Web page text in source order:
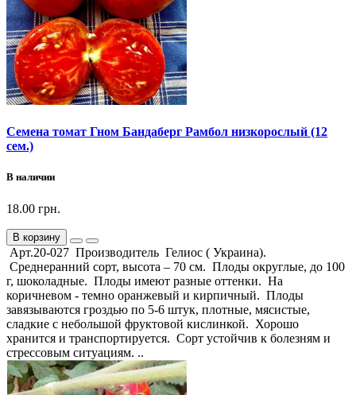
Семена томат Гном Бандаберг Рамбол низкорослый (12
сем.)
В наличии
18.00 грн.
В корзину
Арт.20-027 Производитель Гелиос ( Украина).
Среднеранний сорт, высота – 70 см. Плоды округлые, до 100
г, шоколадные. Плоды имеют разные оттенки. На
коричневом - темно оранжевый и кирпичный. Плоды
завязываются гроздью по 5-6 штук, плотные, мясистые,
сладкие с небольшой фруктовой кислинкой. Хорошо
хранится и транспортируется. Сорт устойчив к болезням и
стрессовым ситуациям. ..